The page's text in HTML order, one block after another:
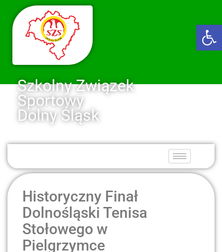
Szkolny Związek
Sportowy
Dolny Śląsk
Historyczny Finał
Dolnośląski Tenisa
Stołowego w
Pielgrzymce